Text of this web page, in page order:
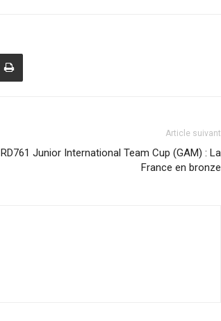
Article suivant
RD761 Junior International Team Cup (GAM) : La
France en bronze